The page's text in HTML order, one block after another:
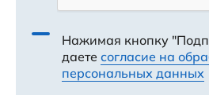
Нажимая кнопку
даете согласие на
персональных данных